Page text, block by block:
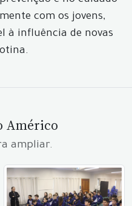
com os jovens,
à influência de novas
Américo
ampliar.